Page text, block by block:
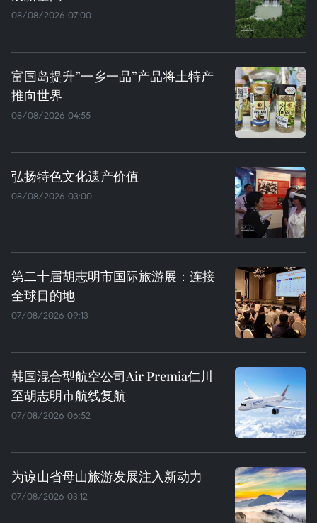
08/08/2026 07:00
富国岛提升”一乡一品”产品将土特产
推向世界
08/08/2026 04:55
弘扬特色文化遗产价值
08/08/2026 03:00
第二十届胡志明市国际旅游展：连接
全球目的地
07/08/2026 09:13
韩国混合型航空公司Air Premia仁川
至胡志明市航线复航
07/08/2026 06:52
为谅山省母山旅游发展注入新动力
07/08/2026 03:12